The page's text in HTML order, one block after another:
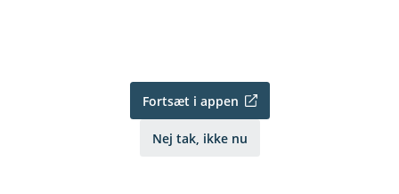
Fortsæt i appen
Nej tak, ikke nu